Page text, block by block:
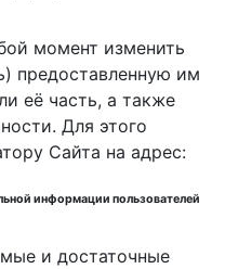
момент изменить
предоставленную им
её часть, а также
Для этого
Сайта на адрес:
информации пользователей
и достаточные